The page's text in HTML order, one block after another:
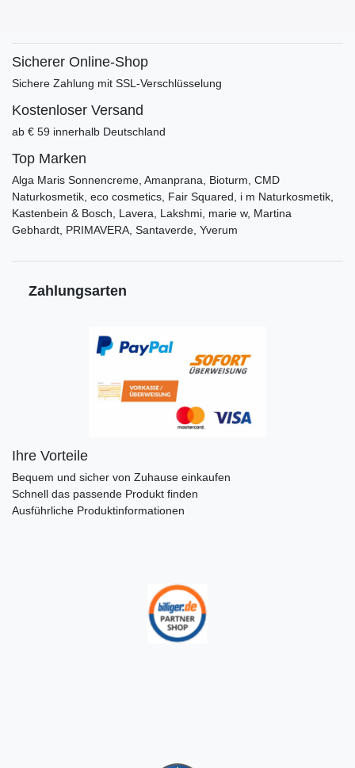
Sicherer Online-Shop
Sichere Zahlung mit SSL-Verschlüsselung
Kostenloser Versand
ab € 59 innerhalb Deutschland
Top Marken
Alga Maris Sonnencreme, Amanprana, Bioturm, CMD
Naturkosmetik, eco cosmetics, Fair Squared, i m Naturkosmetik,
Kastenbein & Bosch, Lavera, Lakshmi, marie w, Martina
Gebhardt, PRIMAVERA, Santaverde, Yverum
Zahlungsarten
Ihre Vorteile
Bequem und sicher von Zuhause einkaufen
Schnell das passende Produkt finden
Ausführliche Produktinformationen